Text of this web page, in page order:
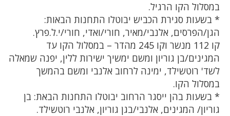
במסלול הקו הרגיל.
* בשעות סגירת הכביש יבוטלו התחנות הבאות:
הגן/הפרסים, אלנבי/מאיר, חורי/ואדי, חורי/י.ל.פרץ.
קו 112 מנשר וקו 245 מהדר – במסלול הקו עד
המגינים/בן גוריון ומשם ימשיך ישירות ללין, יפנה שמאלה
לשד' רוטשילד, ימינה לרחוב אלנבי ומשם בהמשך
במסלול הקו.
* בשעות בהן ייסגר הרחוב יבוטלו התחנות הבאת: בן
גוריון/ המגינים, אלנבי/בגן גוריון, אלנבי רוטשילד.